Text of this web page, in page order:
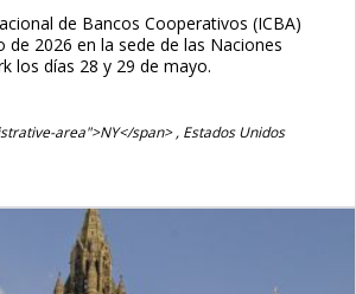
de Bancos Cooperativos (ICBA)
de 2026 en la sede de las Naciones
los días 28 y 29 de mayo.
area">NY</span> , Estados Unidos